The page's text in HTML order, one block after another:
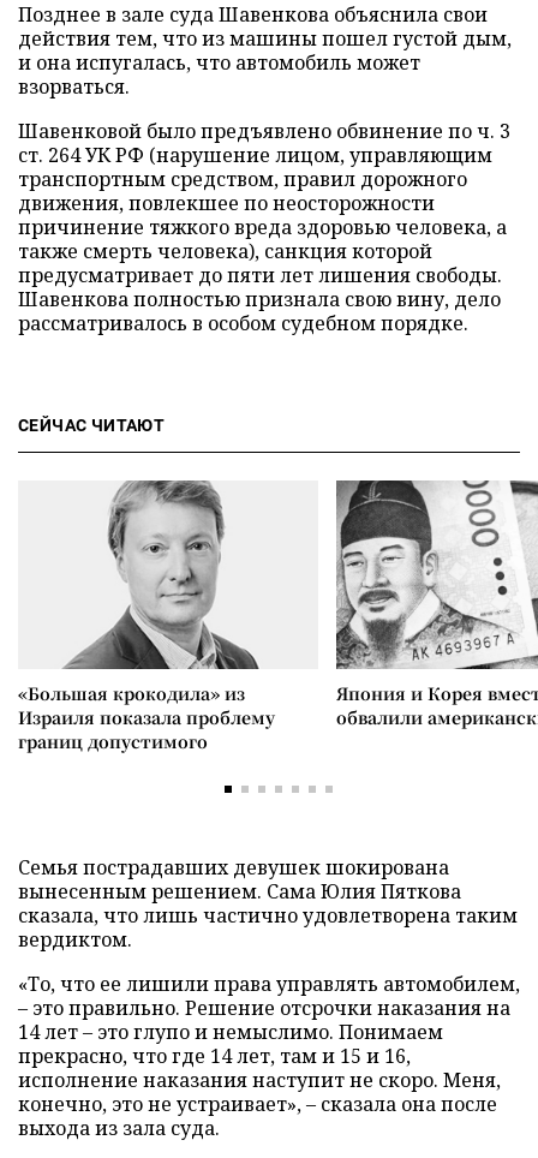
Позднее в зале суда Шавенкова объяснила свои
действия тем, что из машины пошел густой дым,
и она испугалась, что автомобиль может
взорваться.
Шавенковой было предъявлено обвинение по ч. 3
ст. 264 УК РФ (нарушение лицом, управляющим
транспортным средством, правил дорожного
движения, повлекшее по неосторожности
причинение тяжкого вреда здоровью человека, а
также смерть человека), санкция которой
предусматривает до пяти лет лишения свободы.
Шавенкова полностью признала свою вину, дело
рассматривалось в особом судебном порядке.
СЕЙЧАС ЧИТАЮТ
«Большая крокодила» из
Израиля показала проблему
границ допустимого
Япония и Корея
обвалили
Семья пострадавших девушек шокирована
вынесенным решением. Сама Юлия Пяткова
сказала, что лишь частично удовлетворена таким
вердиктом.
«То, что ее лишили права управлять автомобилем,
– это правильно. Решение отсрочки наказания на
14 лет– это глупо и немыслимо. Понимаем
прекрасно, что где 14 лет, там и 15 и 16,
исполнение наказания наступит не скоро. Меня,
конечно, это не устраивает»,– сказала она после
выхода из зала суда.